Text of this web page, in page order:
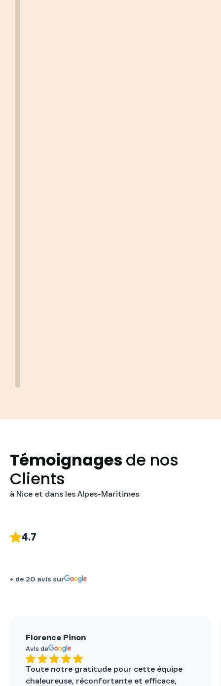
Témoignages de nos
Clients
à Nice et dans les Alpes-Maritimes
4.7
+ de 20 avis sur
Florence Pinon
Avis de
Toute notre gratitude pour cette équipe
chaleureuse, réconfortante et efficace,